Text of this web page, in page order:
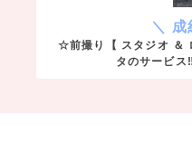
＼ 成
☆前撮り【 スタジオ ＆
タのサービ